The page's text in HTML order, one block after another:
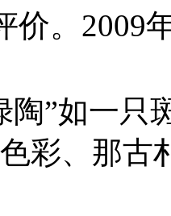
价。2009
陶”如一只
彩、那古